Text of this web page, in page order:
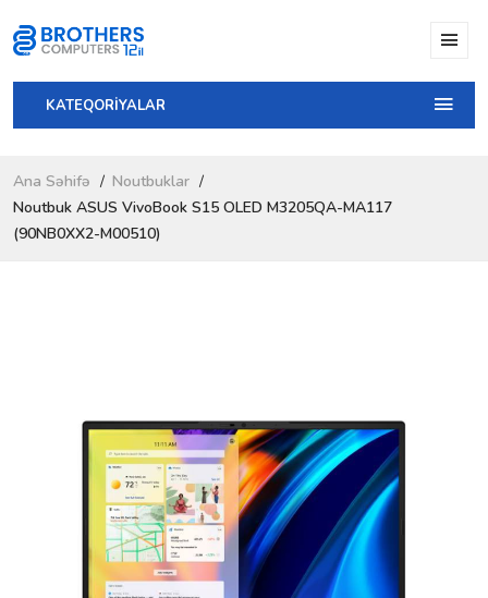
KATEQORİYALAR
Ana Səhifə
Noutbuklar
Noutbuk ASUS VivoBook S15 OLED M3205QA-MA117
(90NB0XX2-M00510)